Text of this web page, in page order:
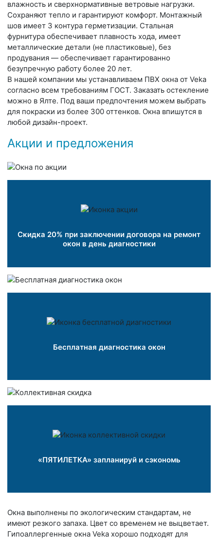
влажность и сверхнормативные ветровые нагрузки.
Сохраняют тепло и гарантируют комфорт. Монтажный
шов имеет 3 контура герметизации. Стальная
фурнитура обеспечивает плавность хода, имеет
металлические детали (не пластиковые), без
продувания — обеспечивает гарантированно
безупречную работу более 20 лет.
В нашей компании мы устанавливаем ПВХ окна от Veka
согласно всем требованиям ГОСТ. Заказать остекление
можно в Ялте. Под ваши предпочтения можем выбрать
для покраски из более 300 оттенков. Окна впишутся в
любой дизайн-проект.
Акции и предложения
Скидка 20% при заключении договора на ремонт
окон в день диагностики
Бесплатная диагностика окон
«ПЯТИЛЕТКА» запланируй и сэкономь
Окна выполнены по экологическим стандартам, не
имеют резкого запаха. Цвет со временем не выцветает.
Гипоаллергенные окна Veka хорошо подходят для